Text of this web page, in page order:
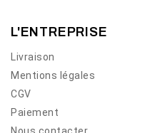
L'ENTREPRISE
Livraison
Mentions légales
CGV
Paiement